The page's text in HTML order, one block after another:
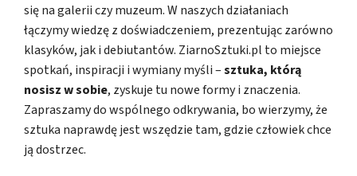
się na galerii czy muzeum. W naszych działaniach
łączymy wiedzę z doświadczeniem, prezentując zarówno
klasyków, jak i debiutantów. ZiarnoSztuki.pl to miejsce
spotkań, inspiracji i wymiany myśli –sztuka, którą
nosisz w sobie, zyskuje tu nowe formy i znaczenia.
Zapraszamy do wspólnego odkrywania, bo wierzymy, że
sztuka naprawdę jest wszędzie tam, gdzie człowiek chce
ją dostrzec.